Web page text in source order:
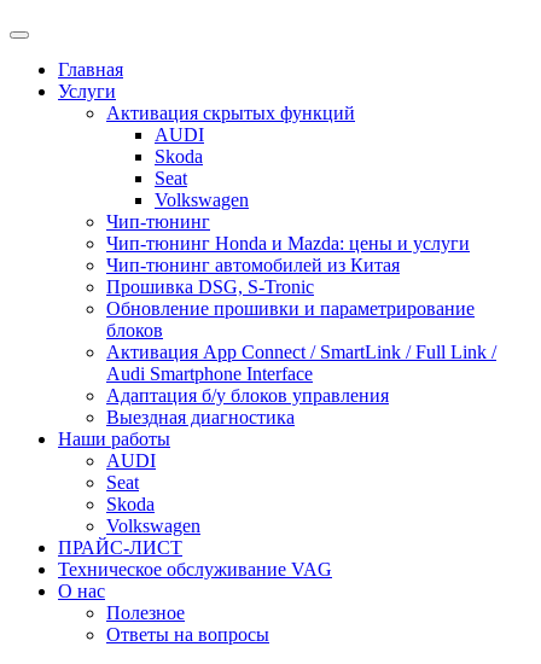
Переключить
поискаГлавная
Услуги
Активация скрытых функций
AUDI
Skoda
Seat
Volkswagen
Чип-тюнинг
Чип-тюнинг Honda и Mazda: цены и услуги
Чип-тюнинг автомобилей из Китая
Прошивка DSG, S-Tronic
Обновление прошивки и параметрирование
блоков
Активация App Connect / SmartLink / Full Link /
Audi Smartphone Interface
Адаптация б/у блоков управления
Выездная диагностика
Наши работы
AUDI
Seat
Skoda
Volkswagen
ПРАЙС-ЛИСТ
Техническое обслуживание VAG
О нас
Полезное
Ответы на вопросы